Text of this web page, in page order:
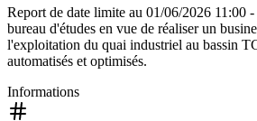
Report de date limite au 01/06/2026 11:00
bureau d'études en vue de réaliser un
l'exploitation du quai industriel au bassin
automatisés et optimisés.
Informations